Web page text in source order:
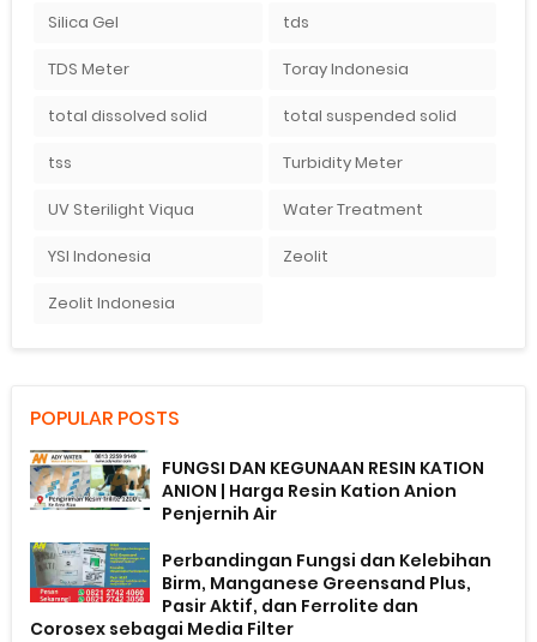
Silica Gel tds
TDS Meter Toray Indonesia
total dissolved solid total suspended solid
tss Turbidity Meter
UV Sterilight Viqua Water Treatment
YSI Indonesia Zeolit
Zeolit Indonesia
POPULAR POSTS
FUNGSI DAN KEGUNAAN RESIN KATION
ANION | Harga Resin Kation Anion
Penjernih Air
Perbandingan Fungsi dan Kelebihan
Birm, Manganese Greensand Plus,
Pasir Aktif, dan Ferrolite dan
Corosex sebagai Media Filter